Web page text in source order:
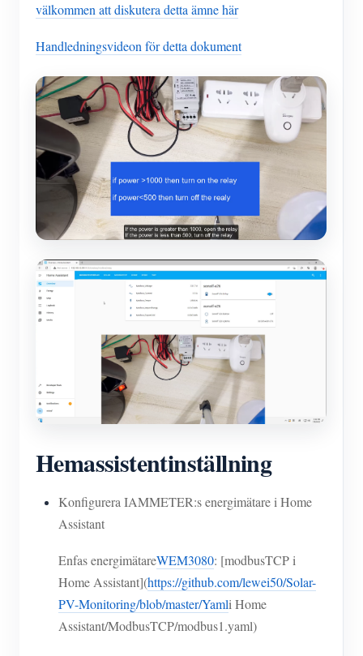
välkommen att diskutera detta ämne här
Handledningsvideon för detta dokument
Hemassistentinställning
Konfigurera IAMMETER:s energimätare i Home
Assistant
Enfas energimätareWEM3080: [modbusTCP i
Home Assistant](https://github.com/lewei50/Solar-
PV-Monitoring/blob/master/Yamli Home
Assistant/ModbusTCP/modbus1.yaml)